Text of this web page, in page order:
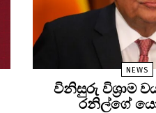
NEWS
විනිසුරු විශ්‍රාම
රනිල්ගේ